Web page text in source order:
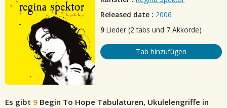
Released date : 2006
9 Lieder (2 tabs und 7 Akkorde)
Tab hinzufügen
Es gibt 9 Begin To Hope Tabulaturen, Ukulelengriffe in